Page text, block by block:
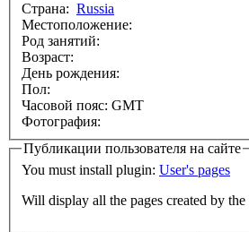
Страна: Russia
Местоположение:
Род занятий:
Возраст:
День рождения:
Пол:
Часовой пояс: GMT
Фотография:
Публикации пользователя на сайте
You must install plugin: User's pages
Will display all the pages created by